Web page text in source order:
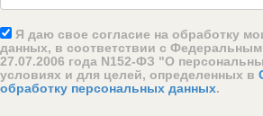
Я даю свое согласие на обработку
данных, в соответствии с Федеральным
27.07.2006 года N152-ФЗ "О
условиях и для целей, определенных в
обработку персональных данных.